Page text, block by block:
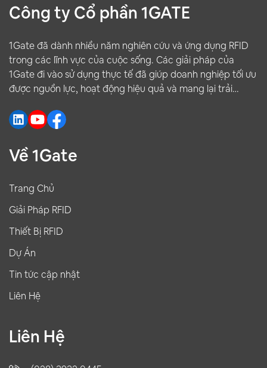
Công ty Cổ phần 1GATE
1Gate đã dành nhiều năm nghiên cứu và ứng dụng RFID
trong các lĩnh vực của cuộc sống. Các giải pháp của
1Gate đi vào sử dụng thực tế đã giúp doanh nghiệp tối ưu
được nguồn lực, hoạt động hiệu quả và mang lại trải
Về 1Gate
Trang Chủ
Giải Pháp RFID
Thiết Bị RFID
Dự Án
Tin tức cập nhật
Liên Hệ
Liên Hệ